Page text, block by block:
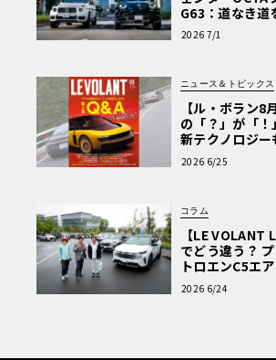
G63：道なき道
極的アプローチ」
2026 7/1
ニュース＆トピックス
【ル・ボラン8
の「？」が「
新テクノロジー
車Q&A」
2026 6/25
コラム
【LE VOLANT
でどう違う？
トロエンC5エ
読者一気乗りレ
2026 6/24